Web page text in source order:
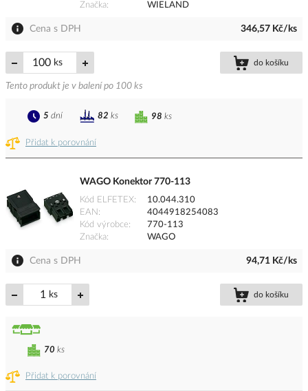
Značka
WIELAND
Cena s DPH 346,57 Kč/ks
ks do košíku
Tento produkt je v balení po 100 ks
Přidat k porovnání
98 ks
5 dní 82 ks
WAGO Konektor 770-113
Kód ELFETEX
10.044.310
EAN
4044918254083
Kód výrobce
770-113
Značka
WAGO
Cena s DPH 94,71 Kč/ks
ks do košíku
Přidat k porovnání
70 ks